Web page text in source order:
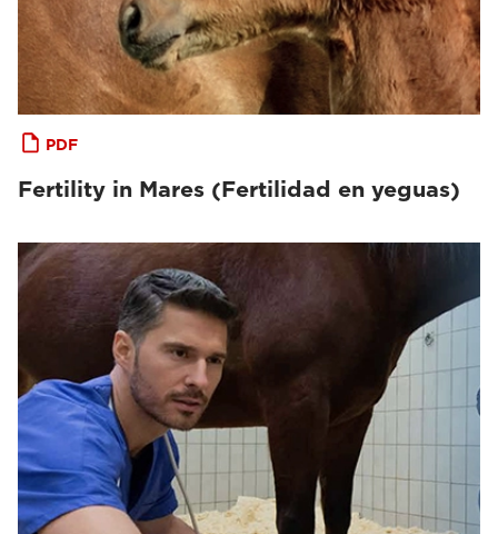
PDF
Fertility in Mares (Fertilidad en yeguas)